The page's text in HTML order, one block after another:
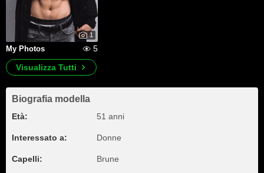
1
My Photos
5
Visualizza Tutti
Biografia modella
Età: 51 anni
Interessato a: Donne
Capelli: Brune